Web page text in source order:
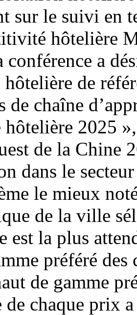
sur le suivi en
hôtelière
conférence a
de
de chaîne
2025
de la Chine
dans le
le mieux
de la ville
est la plus
préféré
de gamme
de chaque prix